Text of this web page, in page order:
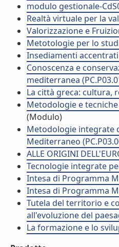
modulo gestionale-
Realtà virtuale per la
Valorizzazione e
Metotologie per lo
Insediamenti
Conoscenza e
mediterranea
La città greca: cultura,
Metodologie e
(Modulo)
Metodologie integrate
Mediterraneo
ALLE ORIGINI
Tecnologie integrate
Intesa di Programma
Intesa di Programma
Tutela del territorio e
all'evoluzione del
La formazione e lo